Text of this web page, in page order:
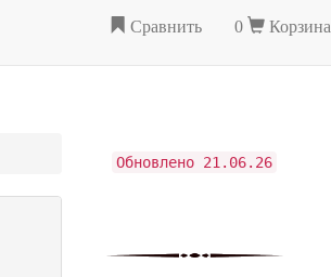
Сравнить 0 Корзина
Обновлено 21.06.26